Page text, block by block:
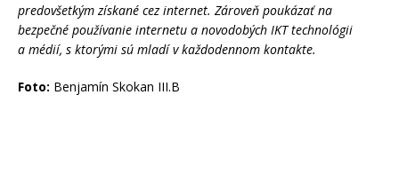
predovšetkým získané cez internet. Zároveň poukázať na
bezpečné používanie internetu a novodobých IKT technológii
a médií, s ktorými sú mladí v každodennom kontakte.
Foto: Benjamín Skokan III.B